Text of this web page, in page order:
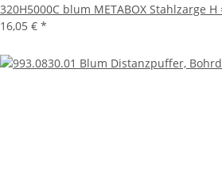
320H5000C blum METABOX Stahlzarge
16,05 € *